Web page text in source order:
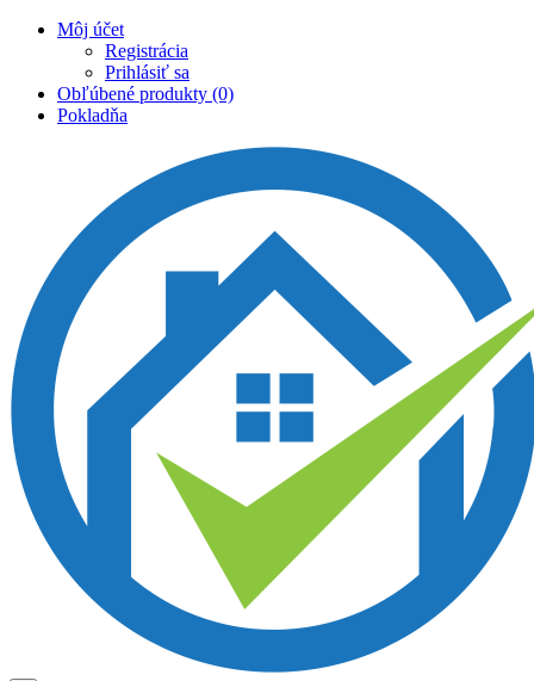
Môj účet
Registrácia
Prihlásiť sa
Obľúbené produkty (0)
Pokladňa